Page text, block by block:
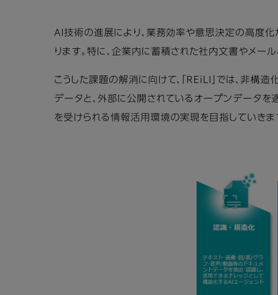
AI技術の進展により、業務効率や意思決定の高度化
ります。特に、企業内に蓄積された社内文書やメー
こうした課題の解消に向けて、「REiLI」では、非構
データと、外部に公開されているオープンデータを
を受けられる情報活用環境の実現を目指していきま